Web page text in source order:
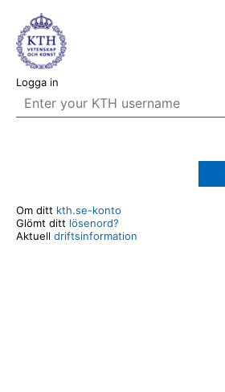
Logga in
Om ditt kth.se-konto
Glömt ditt lösenord?
Aktuell driftsinformation